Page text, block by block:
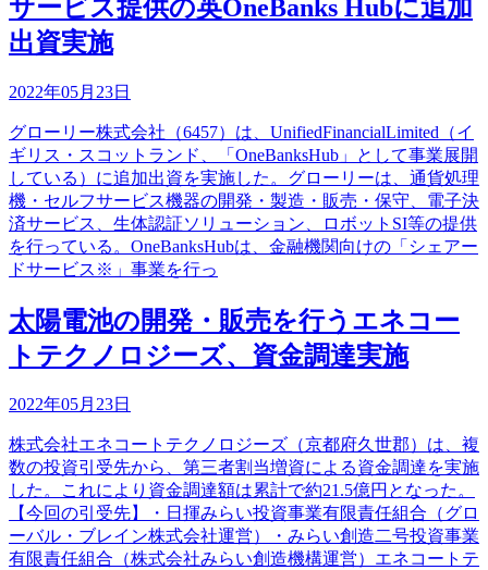
サービス提供の英OneBanks Hubに追加
出資実施
2022年05月23日
グローリー株式会社（6457）は、UnifiedFinancialLimited（イ
ギリス・スコットランド、「OneBanksHub」として事業展開
している）に追加出資を実施した。グローリーは、通貨処理
機・セルフサービス機器の開発・製造・販売・保守、電子決
済サービス、生体認証ソリューション、ロボットSI等の提供
を行っている。OneBanksHubは、金融機関向けの「シェアー
ドサービス※」事業を行っ
太陽電池の開発・販売を行うエネコー
トテクノロジーズ、資金調達実施
2022年05月23日
株式会社エネコートテクノロジーズ（京都府久世郡）は、複
数の投資引受先から、第三者割当増資による資金調達を実施
した。これにより資金調達額は累計で約21.5億円となった。
【今回の引受先】・日揮みらい投資事業有限責任組合（グロ
ーバル・ブレイン株式会社運営）・みらい創造二号投資事業
有限責任組合（株式会社みらい創造機構運営）エネコートテ